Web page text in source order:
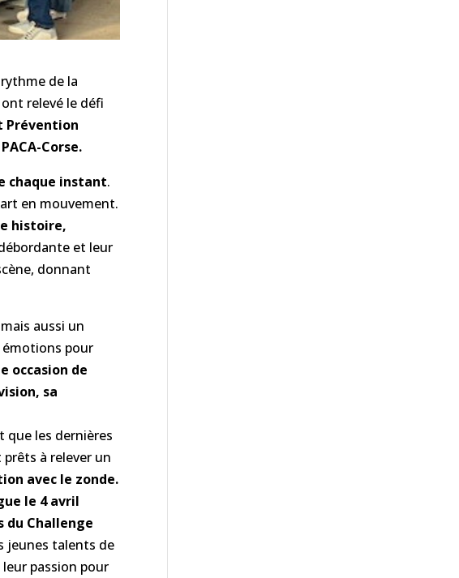
de la
relevé le défi
Prévention
Corse.
chaque instant.
en mouvement.
histoire,
et leur
donnant
aussi un
émotions pour
occasion de
sa
que les dernières
à relever un
avec le zonde.
le 4 avril
du Challenge
jeunes talents de
passion pour